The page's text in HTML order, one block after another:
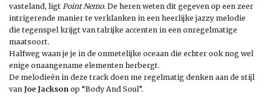
vasteland, ligt Point Nemo. De heren weten dit gegeven op een zeer
intrigerende manier te verklanken in een heerlijke jazzy melodie
die tegenspel krijgt van talrijke accenten in een onregelmatige
maatsoort.
Halfweg waan je je in de onmetelijke oceaan die echter ook nog wel
enige onaangename elementen herbergt.
De melodieën in deze track doen me regelmatig denken aan de stijl
van Joe Jackson op “Body And Soul”.